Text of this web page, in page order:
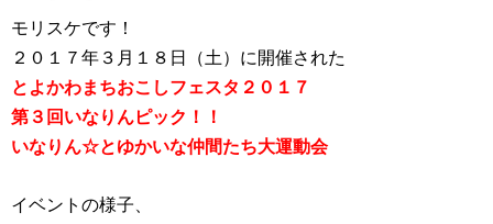
モリスケです！
２０１７年３月１８日（土）に開催された
とよかわまちおこしフェスタ２０１７
第３回いなりんピック！！
いなりん☆とゆかいな仲間たち大運動会
イベントの様子、